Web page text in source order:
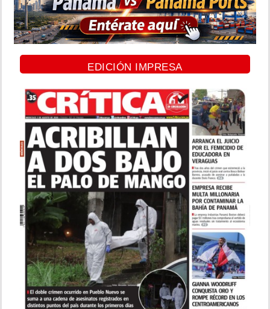
EDICIÓN IMPRESA